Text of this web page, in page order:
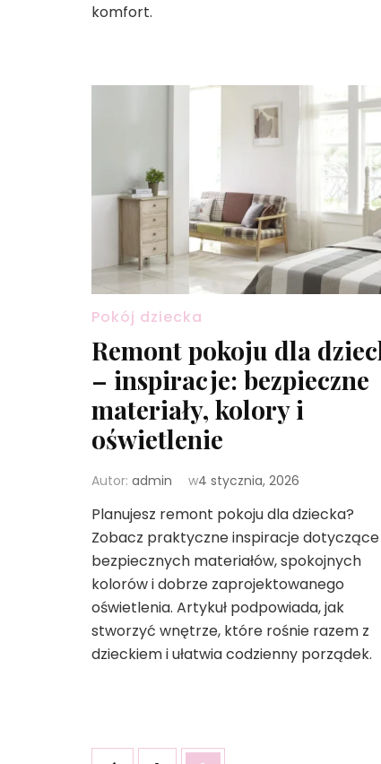
komfort.
Pokój dziecka
Remont pokoju dla
– inspiracje: bezpieczne
materiały, kolory i
oświetlenie
Autor: admin w4 stycznia, 2026
Planujesz remont pokoju dla dziecka?
Zobacz praktyczne inspiracje dotyczące
bezpiecznych materiałów, spokojnych
kolorów i dobrze zaprojektowanego
oświetlenia. Artykuł podpowiada, jak
stworzyć wnętrze, które rośnie razem z
dzieckiem i ułatwia codzienny porządek.
Stronicowanie